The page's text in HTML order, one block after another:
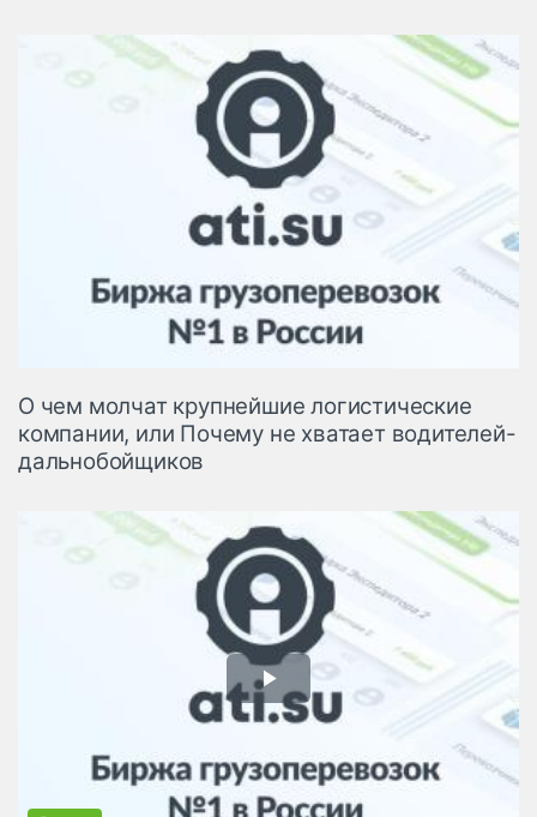
О чем молчат крупнейшие логистические
компании, или Почему не хватает водителей-
дальнобойщиков